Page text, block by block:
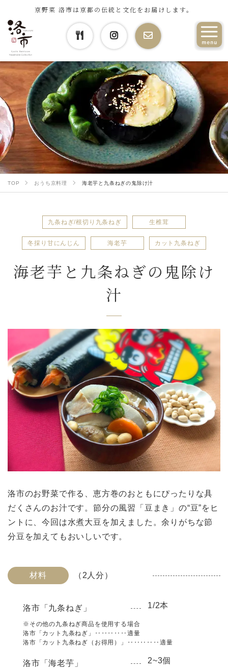
京野菜 洛市は京都の伝統と文化をお届けします。
TOP おうち京料理 海老芋と九条ねぎの鬼除け汁
九条ねぎ/根切り九条ねぎ 生椎茸
冬採り甘にんじん 海老芋 カット九条ねぎ
海老芋と九条ねぎの鬼除け
汁
洛市のお野菜で作る、恵方巻のおともにぴったりな具
だくさんのお汁です。節分の風習「豆まき」の“豆”をヒ
ントに、今回は水煮大豆を加えました。余りがちな節
分豆を加えてもおいしいです。
材料 （2人分）
洛市「九条ねぎ」 1/2本
※その他の九条ねぎ商品を使用する場合
洛市「カット九条ねぎ」‥‥‥‥‥適量
洛市「カット九条ねぎ（お得用）」‥‥‥‥‥適量
洛市「海老芋」 2~3個